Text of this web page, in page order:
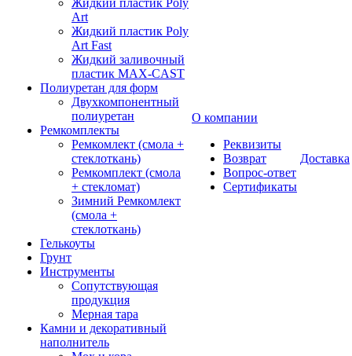
Жидкий пластик Poly
Art
Жидкий пластик Poly
Art Fast
Жидкий заливочный
пластик MAX-CAST
Полиуретан для форм
Двухкомпонентный
полиуретан
Ремкомплекты
Ремкомлект (смола +
стеклоткань)
Ремкомплект (смола
+ стекломат)
Зимний Ремкомлект
(смола +
стеклоткань)
Гелькоуты
Грунт
Инструменты
Сопутствующая
продукция
Мерная тара
Камни и декоративный
наполнитель
О компании
Реквизиты
Возврат
Вопрос-ответ
Сертификаты
Доставка